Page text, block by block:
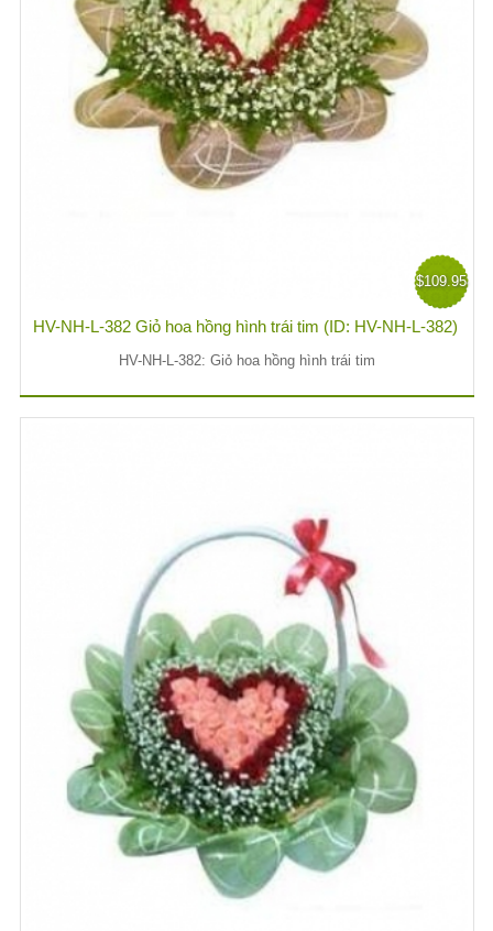
$109.95
HV-NH-L-382 Giỏ hoa hồng hình trái tim (ID: HV-NH-L-382)
HV-NH-L-382: Giỏ hoa hồng hình trái tim